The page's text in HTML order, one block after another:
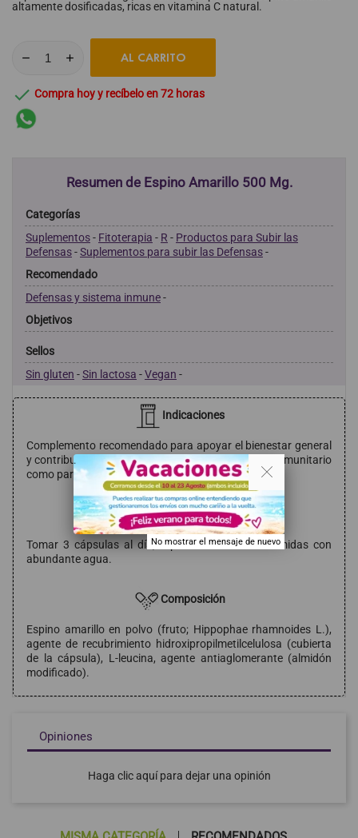
altamente dosificadas, ricas en vitamina C natural.
AL CARRITO
 Compra hoy y recíbelo en 72 horas
Resumen de Espino Amarillo 500 Mg.
Categorías
Suplementos- Fitoterapia - R - Productos para Subir las
Defensas-Suplementos para subir las Defensas-
Recomendado
Defensas y sistema inmune-
Objetivos
Sellos
Sin gluten -Sin lactosa -Vegan -
Indicaciones
Complemento recomendado para apoyar el bienestar general
y contribuir al funcionamiento normal del sistema inmunitario
como parte de una vida saludable.
Modo de empleo
Tomar 3 cápsulas al día, repartidas entre las comidas con
abundante agua.
Composición
Espino amarillo en polvo (fruto; Hippophae rhamnoides L.),
agente de recubrimiento hidroxipropilmetilcelulosa (cubierta
de la cápsula), L-leucina, agente antiaglomerante (almidón
modificado).
Opiniones
Haga clic aquí para dejar una opinión
. .
No mostrar el mensaje de nuevo